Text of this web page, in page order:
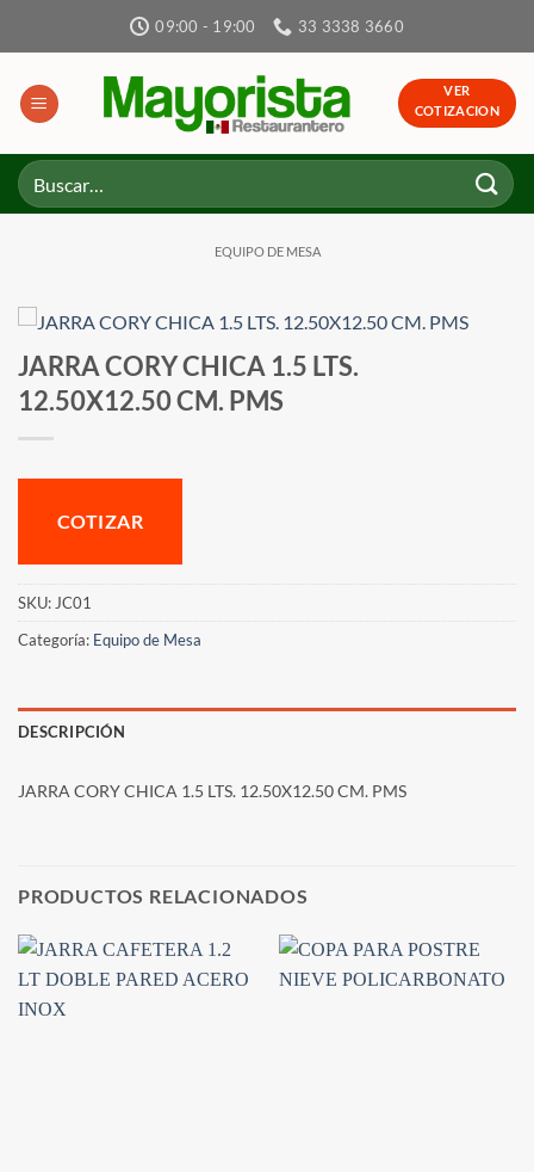
09:00 - 19:00 33 3338 3660
VER
COTIZACION
Buscar
por:
EQUIPO DE MESA
JARRA CORY CHICA 1.5 LTS.
12.50X12.50 CM. PMS
COTIZAR
SKU: JC01
Categoría: Equipo de Mesa
DESCRIPCIÓN
JARRA CORY CHICA 1.5 LTS. 12.50X12.50 CM. PMS
PRODUCTOS RELACIONADOS